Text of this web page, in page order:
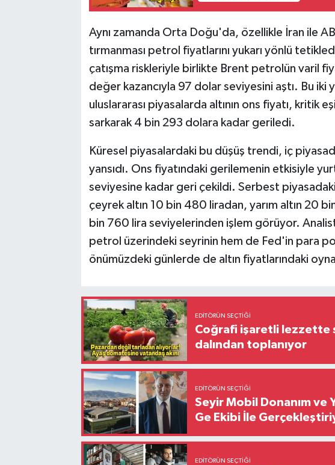
Aynı zamanda Orta Doğu'da, özellikle İran ile
tırmanması petrol fiyatlarını yukarı yönlü
çatışma riskleriyle birlikte Brent petrolün varil
değer kazancıyla 97 dolar seviyesini aştı. Bu iki
uluslararası piyasalarda altının ons fiyatı, kritik
sarkarak 4 bin 293 dolara kadar geriledi.
Küresel piyasalardaki bu düşüş trendi, iç
yansıdı. Ons fiyatındaki gerilemenin etkisiyle
seviyesine kadar geri çekildi. Serbest piyasadaki
çeyrek altın 10 bin 480 liradan, yarım altın 20
bin 760 lira seviyelerinden işlem görüyor.
petrol üzerindeki seyrinin hem de Fed'in para
önümüzdeki günlerde de altın fiyatlarındaki
EDITÖRÜN SEÇTIĞI
Coğrafi işaretli lezzette
dalından toplanıyor
EDITÖRÜN SEÇTIĞI
Seyir Mobil Donanım ve
Ge Ekibi İle
EDITÖRÜN SEÇTIĞI